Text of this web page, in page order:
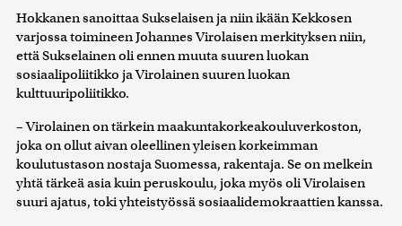
Hokkanen sanoittaa Sukselaisen ja niin ikään Kekkosen
varjossa toimineen Johannes Virolaisen merkityksen niin,
että Sukselainen oli ennen muuta suuren luokan
sosiaalipoliitikko ja Virolainen suuren luokan
kulttuuripoliitikko.
– Virolainen on tärkein maakuntakorkeakouluverkoston,
joka on ollut aivan oleellinen yleisen korkeimman
koulutustason nostaja Suomessa, rakentaja. Se on melkein
yhtä tärkeä asia kuin peruskoulu, joka myös oli Virolaisen
suuri ajatus, toki yhteistyössä sosiaalidemokraattien kanssa.